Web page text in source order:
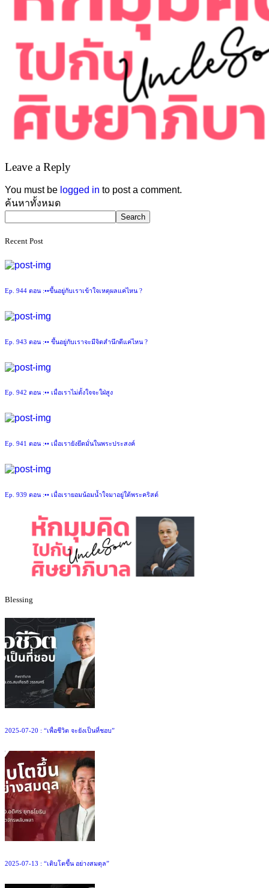
Leave a Reply
You must be logged in to post a comment.
Asides
ค้นหาทั้งหมด
Search
Recent Post
Ep. 944 ตอน :••ขึ้นอยู่กับเราเข้าใจเหตุผลแค่ไหน ?
Ep. 943 ตอน :•• ขึ้นอยู่กับเราจะมีจิตสำนึกดีแค่ไหน ?
Ep. 942 ตอน :•• เมื่อเราไม่ตั้งใจจะใฝ่สูง
Ep. 941 ตอน :•• เมื่อเรายังยึดมั่นในพระประสงค์
Ep. 939 ตอน :•• เมื่อเรายอมน้อมน้ำใจมาอยู่ใต้พระคริสต์
Blessing
2025-07-20 : “เพื่อชีวิต จะยังเป็นที่ชอบ”
2025-07-13 : “เติบโตขึ้น อย่างสมดุล”